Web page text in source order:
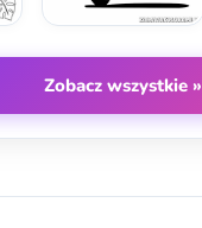
Zobacz wszystkie »